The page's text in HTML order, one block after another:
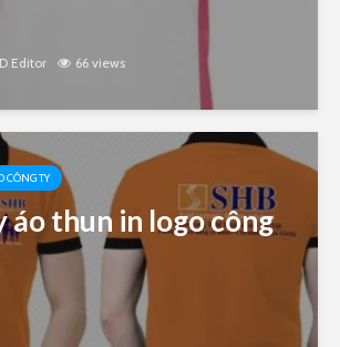
Editor 66 views
CÔNG TY
áo thun in logo công